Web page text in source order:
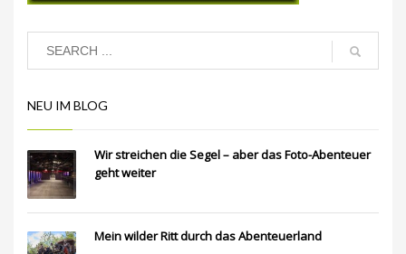
NEU IM BLOG
Wir streichen die Segel – aber das Foto-Abenteuer
geht weiter
Mein wilder Ritt durch das Abenteuerland